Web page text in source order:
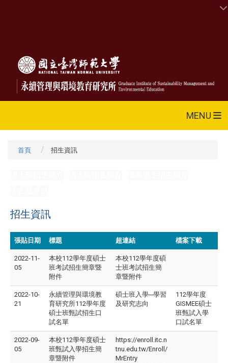
MENU
首頁 招生資訊
招生資訊
張貼日期 標題 超連結 檔案下載
2022-11-
05
本校112學年度碩士
班考試招生簡章暨
附件
本校112學年度碩
士班考試招生簡
章暨附件
2022-10-
21
永續管理與環境教
育研究所112學年度
碩士班甄試招生口
試名單
碩士班入學─學習
及研究志向
112學年度
GISMEE碩士
班甄試入學
口試名單
2022-09-
05
本校112學年度碩士
班甄試入學招生簡
章暨附件
https://enroll.itc.n
tnu.edu.tw/Enroll/
MrEntry